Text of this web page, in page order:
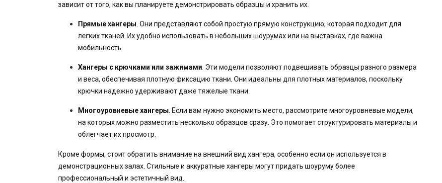
зависит от того, как вы планируете демонстрировать образцы и хранить их.
Прямые хангеры . Они представляют собой простую прямую конструкцию, которая подходит для
легких тканей. Их удобно использовать в небольших шоурумах или на выставках, где важна
мобильность.
Хангеры с крючками или зажимами . Эти модели позволяют подвешивать образцы разного размера
и веса, обеспечивая плотную фиксацию ткани. Они идеальны для плотных материалов, поскольку
крючки надежно удерживают даже тяжелые ткани.
Многоуровневые хангеры . Если вам нужно экономить место, рассмотрите многоуровневые модели,
на которых можно разместить несколько образцов сразу. Это помогает структурировать материалы и
облегчает их просмотр.
Кроме формы, стоит обратить внимание на внешний вид хангера, особенно если он используется в
демонстрационных залах. Стильные и аккуратные хангеры могут придать шоуруму более
профессиональный и эстетичный вид.